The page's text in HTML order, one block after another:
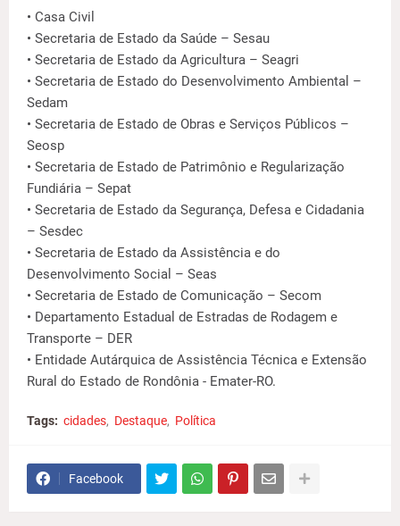
• Casa Civil
• Secretaria de Estado da Saúde – Sesau
• Secretaria de Estado da Agricultura – Seagri
• Secretaria de Estado do Desenvolvimento Ambiental –
Sedam
• Secretaria de Estado de Obras e Serviços Públicos –
Seosp
• Secretaria de Estado de Patrimônio e Regularização
Fundiária – Sepat
• Secretaria de Estado da Segurança, Defesa e Cidadania
– Sesdec
• Secretaria de Estado da Assistência e do
Desenvolvimento Social – Seas
• Secretaria de Estado de Comunicação – Secom
• Departamento Estadual de Estradas de Rodagem e
Transporte – DER
• Entidade Autárquica de Assistência Técnica e Extensão
Rural do Estado de Rondônia - Emater-RO.
Tags: cidades Destaque Política
Facebook